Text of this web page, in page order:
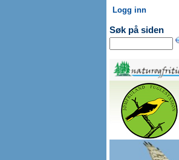
Logg inn
Søk på siden